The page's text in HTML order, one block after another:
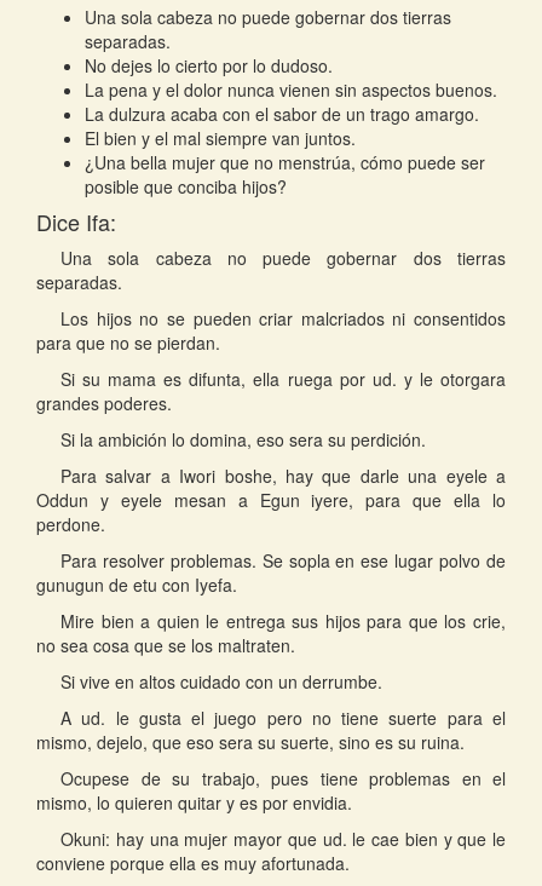
Una sola cabeza no puede gobernar dos tierras
separadas.
No dejes lo cierto por lo dudoso.
La pena y el dolor nunca vienen sin aspectos buenos.
La dulzura acaba con el sabor de un trago amargo.
El bien y el mal siempre van juntos.
¿Una bella mujer que no menstrúa, cómo puede ser
posible que conciba hijos?
Dice Ifa:
Una sola cabeza no puede gobernar dos tierras
separadas.
Los hijos no se pueden criar malcriados ni consentidos
para que no se pierdan.
Si su mama es difunta, ella ruega por ud. y le otorgara
grandes poderes.
Si la ambición lo domina, eso sera su perdición.
Para salvar a Iwori boshe, hay que darle una eyele a
Oddun y eyele mesan a Egun iyere, para que ella lo
perdone.
Para resolver problemas. Se sopla en ese lugar polvo de
gunugun de etu con Iyefa.
Mire bien a quien le entrega sus hijos para que los crie,
no sea cosa que se los maltraten.
Si vive en altos cuidado con un derrumbe.
A ud. le gusta el juego pero no tiene suerte para el
mismo, dejelo, que eso sera su suerte, sino es su ruina.
Ocupese de su trabajo, pues tiene problemas en el
mismo, lo quieren quitar y es por envidia.
Okuni: hay una mujer mayor que ud. le cae bien y que le
conviene porque ella es muy afortunada.